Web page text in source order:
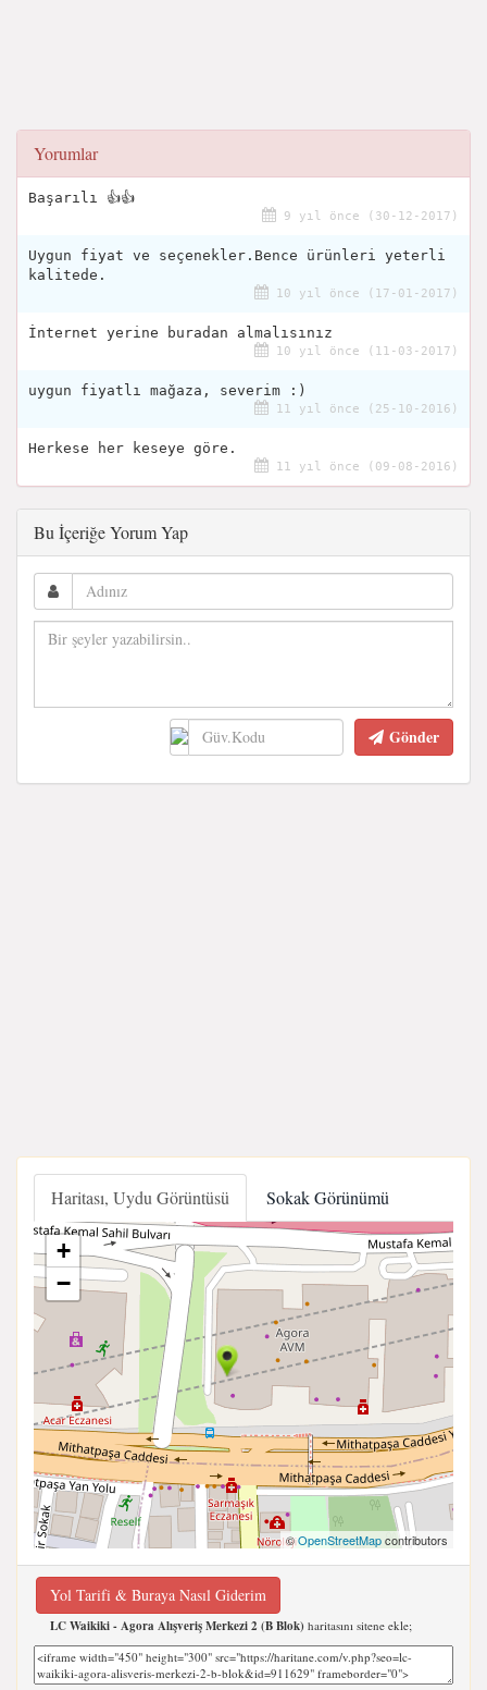
Yorumlar
Başarılı 👍👍
9 yıl önce (30-12-2017)
Uygun fiyat ve seçenekler.Bence ürünleri yeterli
kalitede.
10 yıl önce (17-01-2017)
İnternet yerine buradan almalısınız
10 yıl önce (11-03-2017)
uygun fiyatlı mağaza, severim :)
11 yıl önce (25-10-2016)
Herkese her keseye göre.
11 yıl önce (09-08-2016)
Bu İçeriğe Yorum Yap
Gönder
Haritası, Uydu Görüntüsü Sokak Görünümü
+
−
©OpenStreetMapcontributors
Yol Tarifi & Buraya Nasıl Giderim
LC Waikiki - Agora Alışveriş Merkezi 2 (B Blok) haritasını sitene ekle;